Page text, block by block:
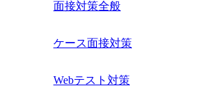
面接対策全般
ケース面接対策
Webテスト対策